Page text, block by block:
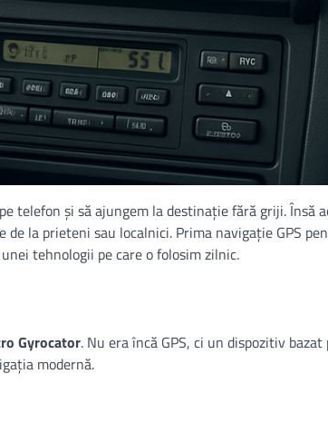
telefon și să ajungem la destinație fără griji. Însă
la prieteni sau localnici. Prima navigație GPS
tehnologii pe care o folosim zilnic.
Gyrocator. Nu era încă GPS, ci un dispozitiv
modernă.